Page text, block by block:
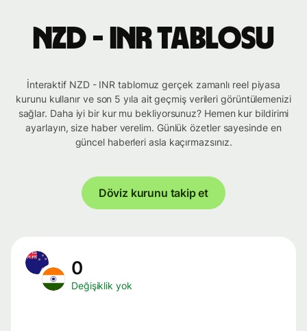
NZD - INR tablosu
İnteraktif NZD - INR tablomuz gerçek zamanlı reel piyasa
kurunu kullanır ve son 5 yıla ait geçmiş verileri görüntülemenizi
sağlar. Daha iyi bir kur mu bekliyorsunuz? Hemen kur bildirimi
ayarlayın, size haber verelim. Günlük özetler sayesinde en
güncel haberleri asla kaçırmazsınız.
Döviz kurunu takip et
0
Değişiklik yok